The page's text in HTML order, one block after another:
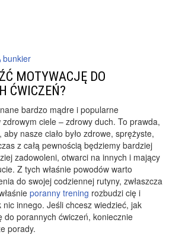
MOTYWACJĘ DO
ĆWICZEŃ?
bardzo mądre i popularne
ciele – zdrowy duch. To prawda,
nasze ciało było zdrowe, sprężyste,
z całą pewnością będziemy bardziej
zadowoleni, otwarci na innych i mający
Z tych właśnie powodów warto
do swojej codziennej rutyny, zwłaszcza
poranny trening rozbudzi cię i
innego. Jeśli chcesz wiedzieć, jak
do porannych ćwiczeń, koniecznie
porady.
bunkier